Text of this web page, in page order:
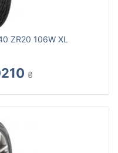
ZR20 106W XL
₴